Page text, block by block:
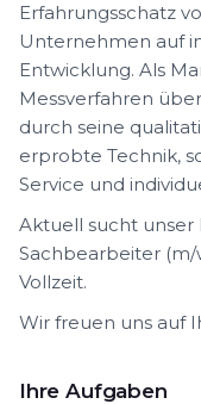
Erfahrungsschatz
Unternehmen auf
Entwicklung. Als
Messverfahren
durch seine
erprobte Technik,
Service und
Aktuell sucht
Sachbearbeiter (m/
Vollzeit.
Wir freuen uns auf
Ihre Aufgaben